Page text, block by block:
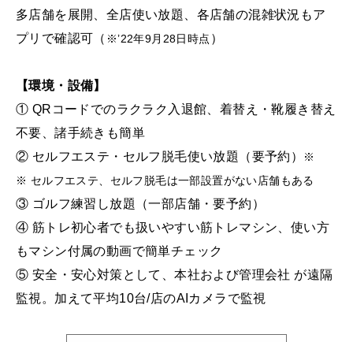
多店舗を展開、全店使い放題、各店舗の混雑状況もア
プリで確認可（ ※’22年9月28日時点 ）
【環境・設備】
① QRコードでのラクラク入退館、着替え・靴履き替え
不要、諸手続きも簡単
② セルフエステ・セルフ脱毛使い放題（要予約）
※
※ セルフエステ、セルフ脱毛は一部設置がない店舗もある
③ ゴルフ練習し放題（一部店舗・要予約）
④ 筋トレ初心者でも扱いやすい筋トレマシン、使い方
もマシン付属の動画で簡単チェック
⑤ 安全・安心対策として、本社および管理会社 が遠隔
監視。加えて平均10台/店のAIカメラで監視